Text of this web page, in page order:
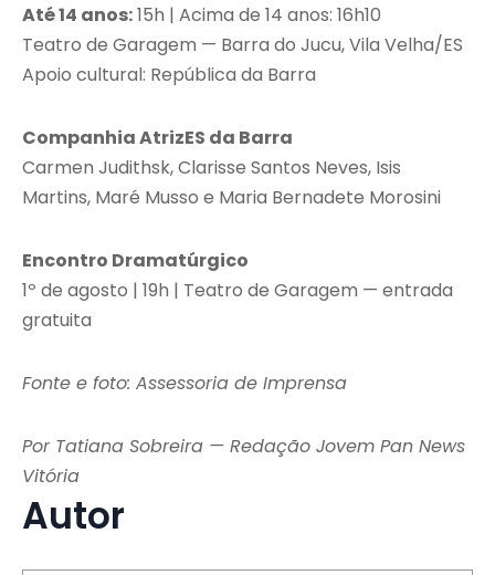
Até 14 anos:15h | Acima de 14 anos: 16h10
Teatro de Garagem — Barra do Jucu, Vila Velha/ES
Apoio cultural: República da Barra
Companhia AtrizES da Barra
Carmen Judithsk, Clarisse Santos Neves, Isis
Martins, Maré Musso e Maria Bernadete Morosini
Encontro Dramatúrgico
1º de agosto | 19h | Teatro de Garagem — entrada
gratuita
Fonte e foto: Assessoria de Imprensa
Por Tatiana Sobreira — Redação Jovem Pan News
Vitória
Autor